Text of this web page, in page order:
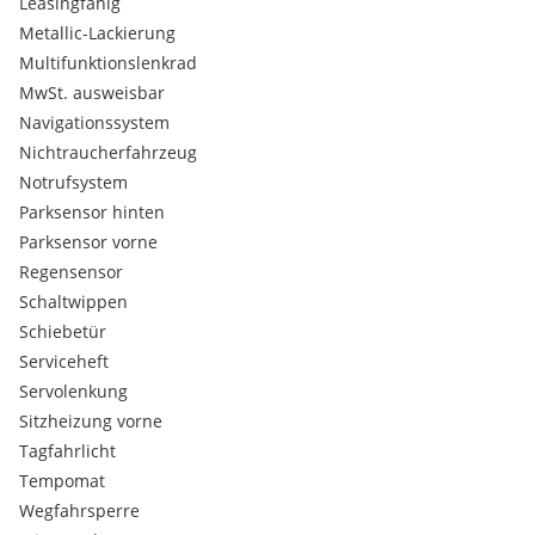
Für Besichtigung bitten wir um Terminvereinbarung.
Irrtum, Eingabefehler und Änderungen vorbehalten.
Metallic-Lackierung
Multifunktionslenkrad
MwSt. ausweisbar
Navigationssystem
Nichtraucherfahrzeug
Notrufsystem
Parksensor hinten
Parksensor vorne
Regensensor
Schaltwippen
Schiebetür
Serviceheft
Servolenkung
Sitzheizung vorne
Tagfahrlicht
Tempomat
Wegfahrsperre